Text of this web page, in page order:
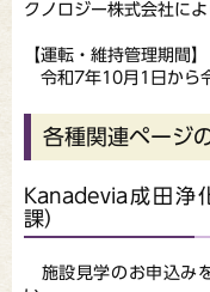
クノロジー株式会社に
【運転・維持管理期間】
令和7年10月1日から
各種関連ページ
Kanadevia成田浄
課）
施設見学のお申込み